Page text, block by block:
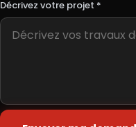
Décrivez votre projet *